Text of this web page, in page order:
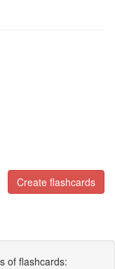
Create flashcards
of flashcards: